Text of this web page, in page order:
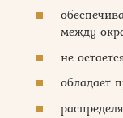
между
не
обладает